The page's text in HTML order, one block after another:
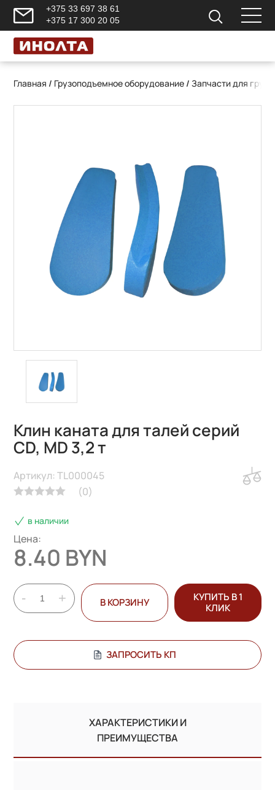
+375 33 697 38 61
+375 17 300 20 05
Главная / Грузоподъемное оборудование /Запчасти для
Клин каната для талей серий
CD, MD 3,2 т
(0)
Артикул: TL000045
в наличии
Цена:
8.40 BYN
- + В КОРЗИНУ
КУПИТЬ В 1
КЛИК
ЗАПРОСИТЬ КП
ХАРАКТЕРИСТИКИ И
ПРЕИМУЩЕСТВА